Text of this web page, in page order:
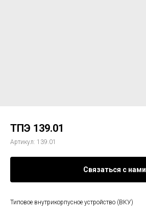
ТПЭ 139.01
Артикул: 139.01
Связаться с нами
Типовое внутрикорпусное устройство (ВКУ)